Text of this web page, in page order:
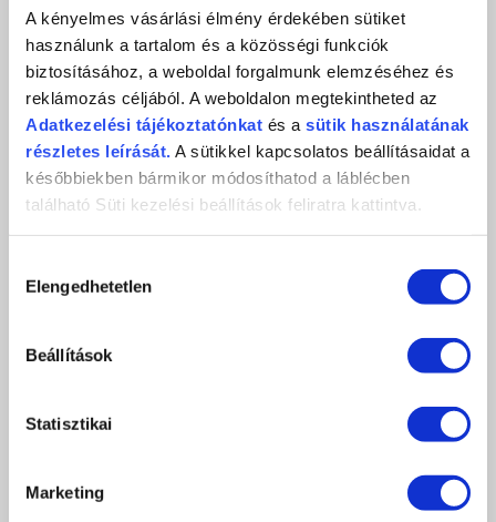
A kényelmes vásárlási élmény érdekében sütiket
használunk a tartalom és a közösségi funkciók
biztosításához, a weboldal forgalmunk elemzéséhez és
reklámozás céljából. A weboldalon megtekintheted az
Adatkezelési tájékoztatónkat és a sütik használatának
részletes leírását. A sütikkel kapcsolatos beállításaidat a
későbbiekben bármikor módosíthatod a láblécben
található Süti kezelési beállítások feliratra kattintva.
kiválasztása
Elengedhetetlen
Beállítások
Statisztikai
Marketing
db KOSÁRBA
KEDVENCEKHEZ AD
ÉRTÉKELÉS,
VÉLEMÉNYEZÉS
Értékeles (0 szavazat alapján)
0 / 5